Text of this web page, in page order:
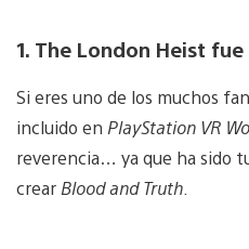
1. The London Heist
Si eres uno de los muchos
incluido en PlayStation VR
reverencia… ya que ha sido
crearBlood and Truth.